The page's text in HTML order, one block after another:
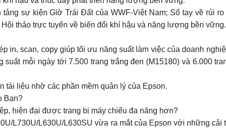
sự kiện Giờ Trái Đất của WWF-Việt Nam; Sổ tay về rủi
thảo trực tuyến về biến đổi khí hậu và năng lượng bền vững.
in, scan, copy giúp tối ưu năng suất làm việc của doanh
mỗi ngày tới 7.500 trang trắng đen (M15180) và 6.000
tài liệu nhờ các phần mềm quản lý của Epson.
Bạn?
hiện đại được trang bị máy chiếu đa năng hơn?
L730U/L630U/L630SU vừa ra mắt của Epson với những cải